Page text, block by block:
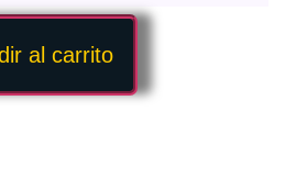
al carrito